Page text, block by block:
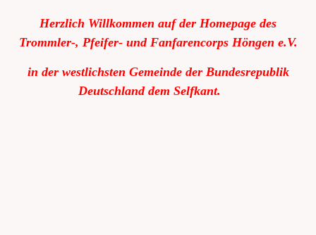
Herzlich Willkommen auf der Homepage des
Trommler-, Pfeifer- und Fanfarencorps Höngen e.V.
in der westlichsten Gemeinde der Bundesrepublik
Deutschland dem Selfkant.